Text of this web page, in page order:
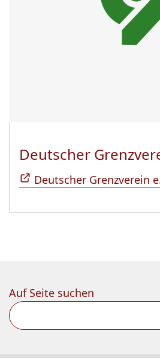
Deutscher
Deutscher Grenzverein
Auf Seite suchen
Suchen